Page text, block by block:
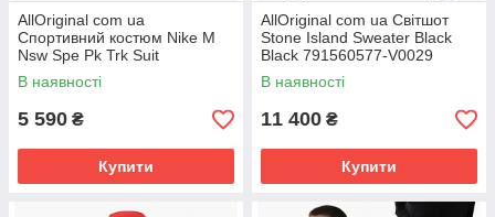
AllOriginal com ua
Спортивний костюм Nike M
Nsw Spe Pk Trk Suit
Black/Grey DM6843-010
РОЗМІРИ ЗАПИТУЙТЕ
В наявності
5 590 ₴
Купити
AllOriginal com ua Світшот
Stone Island Sweater Black
Black 791560577-V0029
РОЗМІРИ ЗАПИТУЙТЕ
В наявності
11 400 ₴
Купити